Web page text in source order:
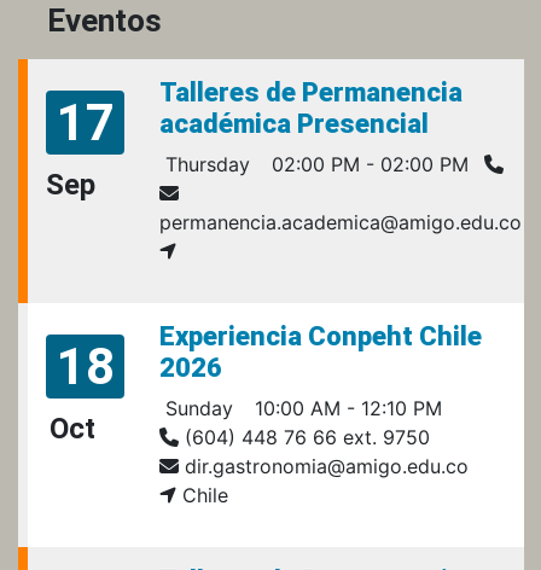
Eventos
17
Sep
Talleres de Permanencia
académica Presencial
Thursday 02:00 PM - 02:00 PM
permanencia.academica@amigo.edu.co
18
Oct
Experiencia Conpeht Chile
2026
Sunday
10:00 AM - 12:10 PM
(604) 448 76 66 ext. 9750
dir.gastronomia@amigo.edu.co
Chile